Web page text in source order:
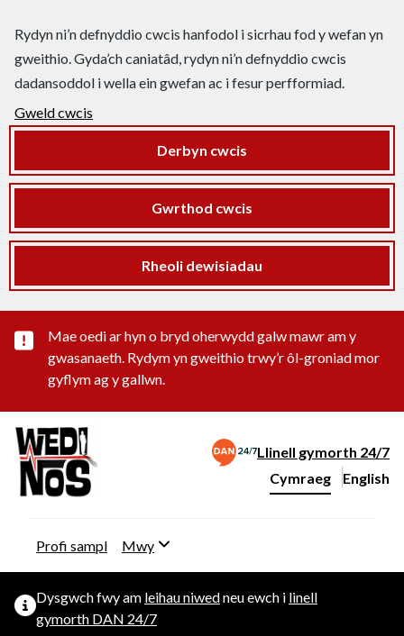
Rydyn ni’n defnyddio cwcis hanfodol i sicrhau fod y wefan yn
gweithio. Gyda’ch caniatâd, rydyn ni’n defnyddio cwcis
dadansoddol i wella ein gwefan ac i fesur perfformiad.
Gweld cwcis
Derbyn cwcis
Gwrthod cwcis
Rheoli dewisiadau
Rhybudd sylwedd pwysig
Mae oedi ar hyn o bryd oherwydd galw mawr am y
gwasanaeth. Rydym yn gweithio trwy’r ôl-groniad mor
gyflym ag y gallwn.
Llinell gymorth 24/7
Newid iaith y wefan
Cymraeg English
–
Profi sampl Mwy
Dysgwch fwy am leihau niwedneu ewch i linell
gymorth DAN 24/7